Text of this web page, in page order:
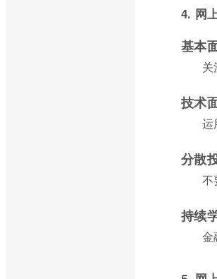
4. 网
基本
关
技术
运
分散
不
持续
金